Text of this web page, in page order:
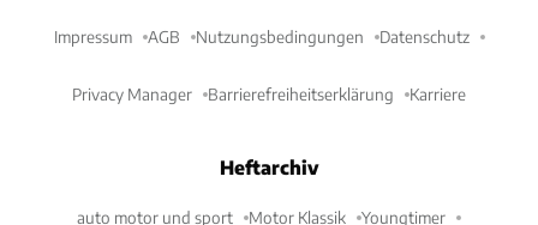
Impressum AGB Nutzungsbedingungen Datenschutz
Privacy Manager Barrierefreiheitserklärung Karriere
Heftarchiv
auto motor und sport Motor Klassik Youngtimer